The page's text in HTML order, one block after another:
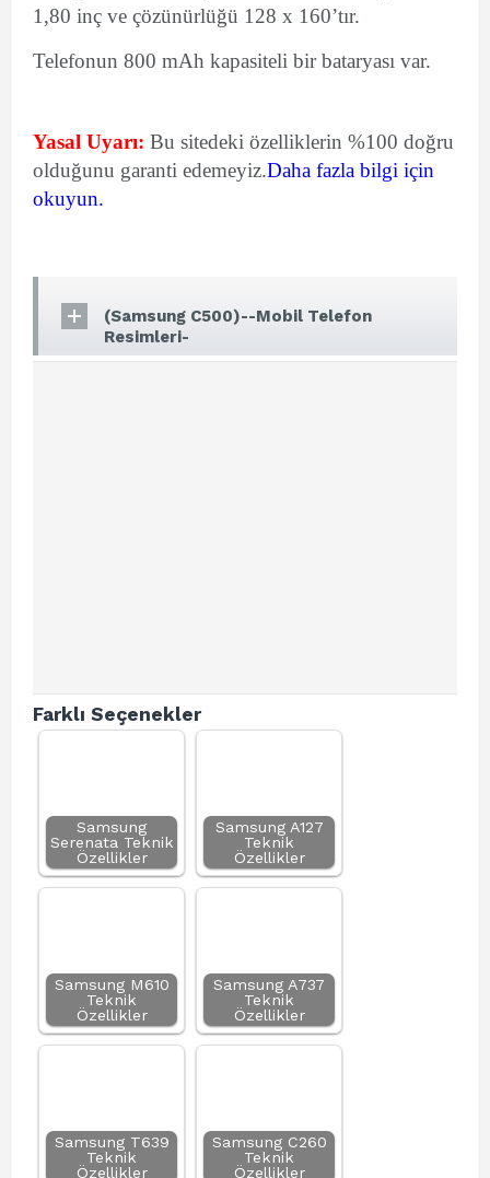
1,80 inç ve çözünürlüğü 128 x 160’tır.
Telefonun 800 mAh kapasiteli bir bataryası var.
Yasal Uyarı: Bu sitedeki özelliklerin %100 doğru
olduğunu garanti edemeyiz.Daha fazla bilgi için
okuyun.
(Samsung C500)--Mobil Telefon
Resimleri-
Farklı Seçenekler
Samsung
Serenata Teknik
Özellikler
Samsung A127
Teknik
Özellikler
Samsung M610
Teknik
Özellikler
Samsung A737
Teknik
Özellikler
Samsung T639
Teknik
Özellikler
Samsung C260
Teknik
Özellikler